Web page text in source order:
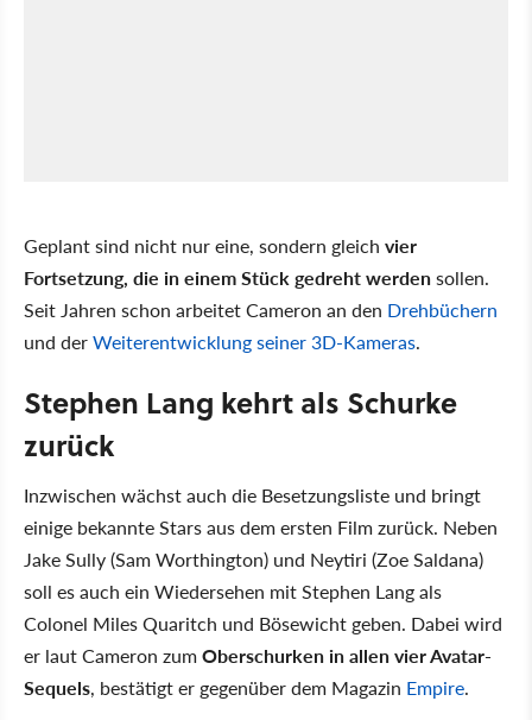
Geplant sind nicht nur eine, sondern gleich vier
Fortsetzung, die in einem Stück gedreht werdensollen.
Seit Jahren schon arbeitet Cameron an den Drehbüchern
und derWeiterentwicklung seiner 3D-Kameras.
Stephen Lang kehrt als Schurke
zurück
Inzwischen wächst auch die Besetzungsliste und bringt
einige bekannte Stars aus dem ersten Film zurück. Neben
Jake Sully (Sam Worthington) und Neytiri (Zoe Saldana)
soll es auch ein Wiedersehen mit Stephen Lang als
Colonel Miles Quaritch und Bösewicht geben. Dabei wird
er laut Cameron zumOberschurken in allen vier Avatar-
Sequels, bestätigt er gegenüber dem Magazin Empire.